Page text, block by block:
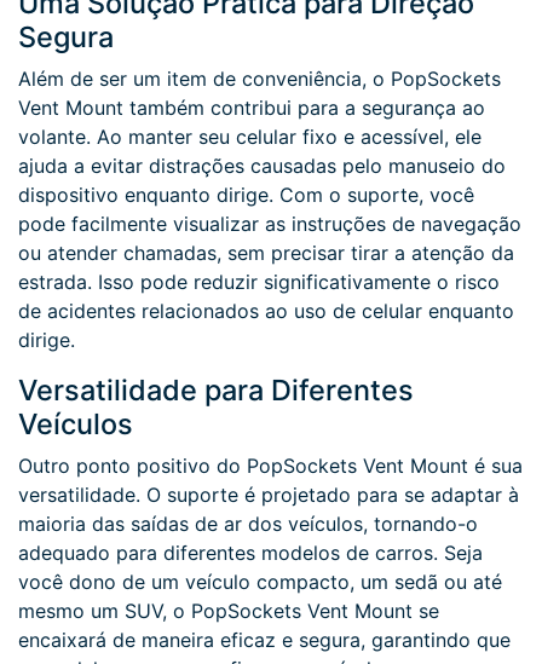
Segura
Além de ser um item de conveniência, o PopSockets
Vent Mount também contribui para a segurança ao
volante. Ao manter seu celular fixo e acessível, ele
ajuda a evitar distrações causadas pelo manuseio do
dispositivo enquanto dirige. Com o suporte, você
pode facilmente visualizar as instruções de navegação
ou atender chamadas, sem precisar tirar a atenção da
estrada. Isso pode reduzir significativamente o risco
de acidentes relacionados ao uso de celular enquanto
dirige.
Versatilidade para Diferentes
Veículos
Outro ponto positivo do PopSockets Vent Mount é sua
versatilidade. O suporte é projetado para se adaptar à
maioria das saídas de ar dos veículos, tornando-o
adequado para diferentes modelos de carros. Seja
você dono de um veículo compacto, um sedã ou até
mesmo um SUV, o PopSockets Vent Mount se
encaixará de maneira eficaz e segura, garantindo que